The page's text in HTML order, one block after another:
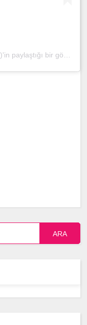
Mother & Wife & Food Blogger (@nurlu)'in paylaştığı bir gönderi
ARA